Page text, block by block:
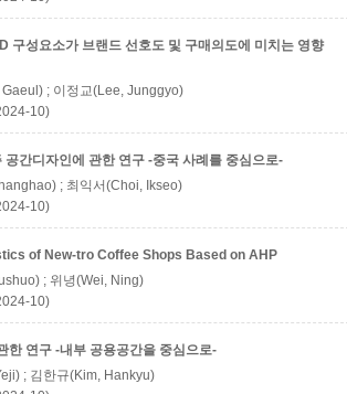
구성요소가 브랜드 선호도 및 구매의도에 미치는 영향
; 이정교(Lee, Junggyo)
10)
간디자인에 관한 연구 -중국 사례를 중심으로-
; 최익서(Choi, Ikseo)
10)
of New-tro Coffee Shops Based on AHP
; 위녕(Wei, Ning)
10)
한 연구 -내부 공용공간을 중심으로-
; 김한규(Kim, Hankyu)